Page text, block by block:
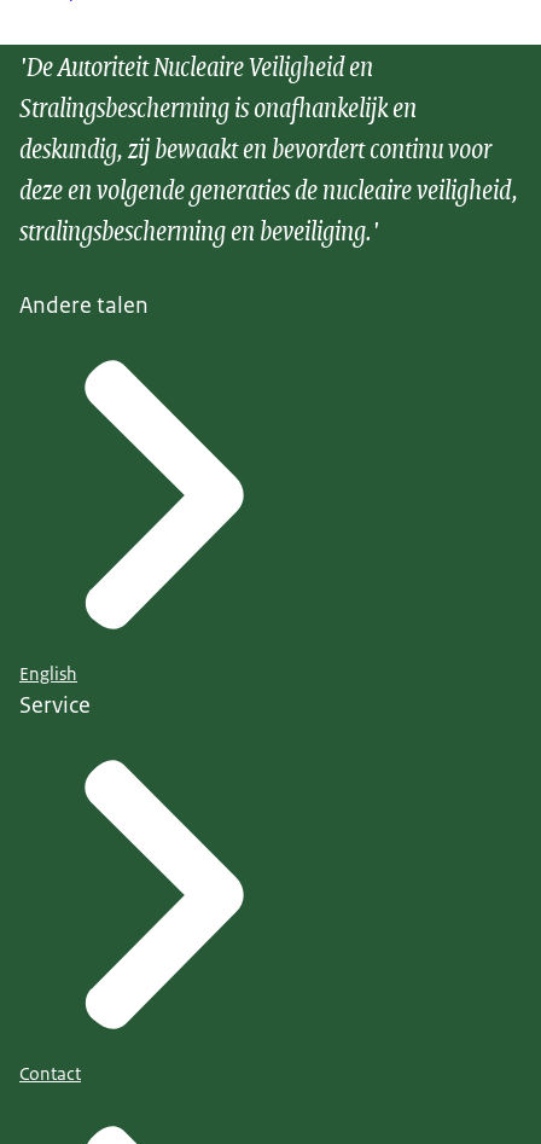
'De Autoriteit Nucleaire Veiligheid en
Stralingsbescherming is onafhankelijk en
deskundig, zij bewaakt en bevordert continu voor
deze en volgende generaties de nucleaire veiligheid,
stralingsbescherming en beveiliging.'
Andere talen
English
Service
Contact